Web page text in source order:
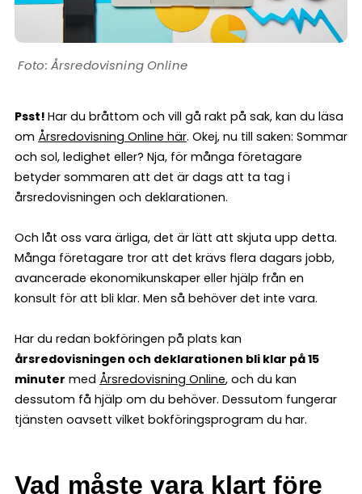
Årsredovisning Online
Psst! Har du bråttom och vill gå rakt på sak, kan du läsa
om Årsredovisning Online här. Okej, nu till saken: Sommar
och sol, ledighet eller? Nja, för många företagare
betyder sommaren att det är dags att ta tag i
årsredovisningen och deklarationen.
Och låt oss vara ärliga, det är lätt att skjuta upp detta.
Många företagare tror att det krävs flera dagars jobb,
avancerade ekonomikunskaper eller hjälp från en
konsult för att bli klar. Men så behöver det inte vara.
Har du redan bokföringen på plats kan
årsredovisningen och deklarationen bli klar på 15
minuter med Årsredovisning Online, och du kan
dessutom få hjälp om du behöver. Dessutom fungerar
tjänsten oavsett vilket bokföringsprogram du har.
Vad måste vara klart före